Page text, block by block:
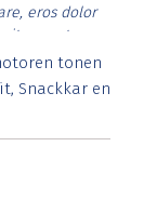
eros dolor
erat.
lorem
posuere.
tonen
Snackkar en